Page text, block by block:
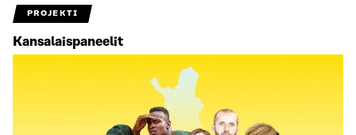
PROJEKTI
Kansalaispaneelit